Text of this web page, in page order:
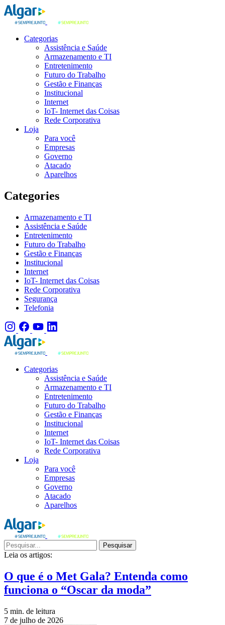
Categorias
Assistência e Saúde
Armazenamento e TI
Entretenimento
Futuro do Trabalho
Gestão e Finanças
Institucional
Internet
IoT- Internet das Coisas
Rede Corporativa
Loja
Para você
Empresas
Governo
Atacado
Aparelhos
Categories
Armazenamento e TI
Assistência e Saúde
Entretenimento
Futuro do Trabalho
Gestão e Finanças
Institucional
Internet
IoT- Internet das Coisas
Rede Corporativa
Segurança
Telefonia
Categorias
Assistência e Saúde
Armazenamento e TI
Entretenimento
Futuro do Trabalho
Gestão e Finanças
Institucional
Internet
IoT- Internet das Coisas
Rede Corporativa
Loja
Para você
Empresas
Governo
Atacado
Aparelhos
Pesquisar
Leia os artigos:
O que é o Met Gala? Entenda como
funciona o “Oscar da moda”
5 min. de leitura
7 de julho de 2026